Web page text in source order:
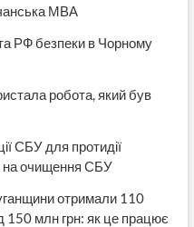
МВА
РФ безпеки в Чорному
робота, який був
СБУ для протидії
на очищення СБУ
отримали 110
150 млн грн: як це працює